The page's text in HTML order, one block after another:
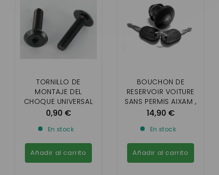
TORNILLO DE
MONTAJE DEL
CHOQUE UNIVERSAL
(SE VENDE POR
0,90 €
En stock
Añadir al carrito
BOUCHON DE
RESERVOIR VOITURE
SANS PERMIS AIXAM ,
MICROCAR , LIGIER ,
AVEC CLEF)
14,90 €
En stock
Añadir al carrito